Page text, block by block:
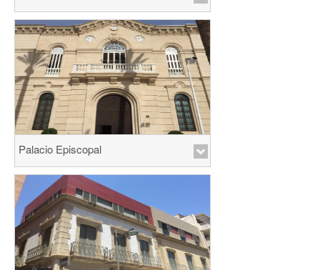
Palacio Episcopal